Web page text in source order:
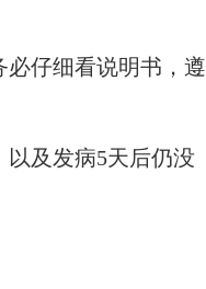
仔细看说明书，遵
及发病5天后仍没